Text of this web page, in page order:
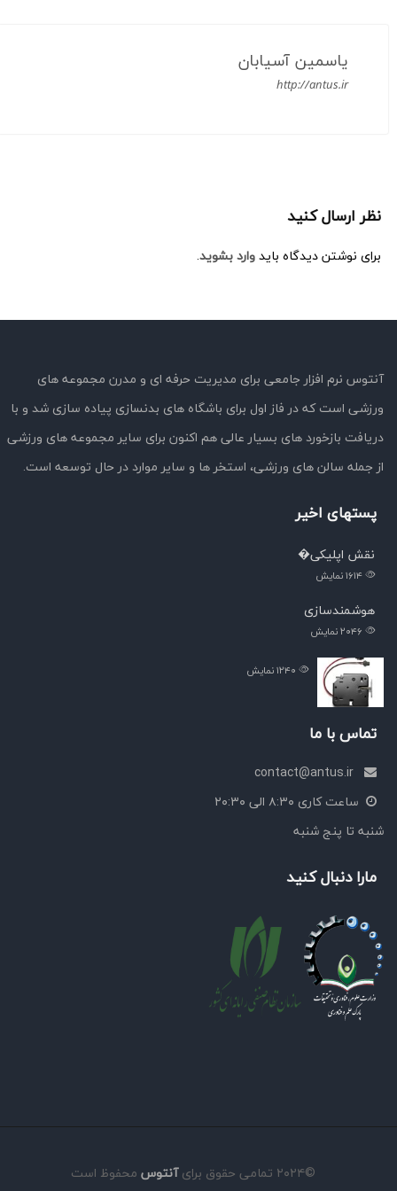
یاسمین آسیابان
http://antus.ir
نظر ارسال کنید
برای نوشتن دیدگاه بایدوارد بشوید.
آنتوس نرم افزار جامعی برای مدیریت حرفه ای و مدرن مجموعه های
ورزشی است که در فاز اول برای باشگاه های بدنسازی پیاده سازی شد و با
دریافت بازخورد های بسیار عالی هم اکنون برای سایر مجموعه های ورزشی
از جمله سالن های ورزشی، استخر ها و سایر موارد در حال توسعه است.
پستهای اخیر
نقش اپلیکی�
نمایش
هوشمندسازی
نمایش
نمایش
تماس با ما
ساعت کاری ۸:۳۰ الی ۲۰:۳۰
شنبه تا پنج شنبه
مارا دنبال کنید
©۲۰۲۴ تمامی حقوق برای آنتوس محفوظ است